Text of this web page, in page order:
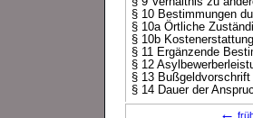
§ 10 Bestimmungen
§ 10a Örtliche
§ 10b
§ 11 Ergänzende
§ 12
§ 13 Bußgeldvorschrift
§ 14 Dauer der
←